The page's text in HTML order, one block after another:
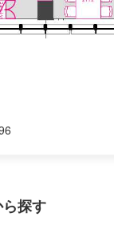
探す